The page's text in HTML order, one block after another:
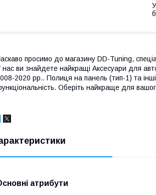
просимо до магазину DD-Tuning,
нас ви знайдете найкращі Аксесуари для
2020 рр.. Полиця на панель (тип-1) та
Оберіть найкраще для
атрибути